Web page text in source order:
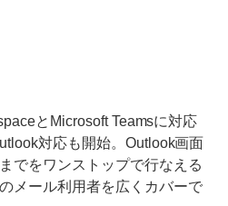
とMicrosoft Teamsに対応
対応も開始。Outlook画面
でをワンストップで行なえる
メール利用者を広くカバーで